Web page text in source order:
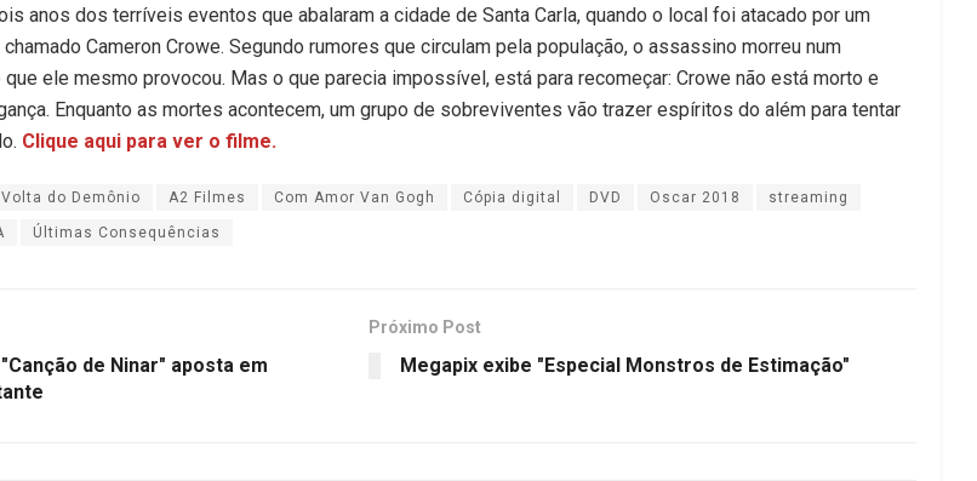
anos dos terríveis eventos que abalaram a cidade de Santa Carla, quando o local foi atacado por um
chamado Cameron Crowe. Segundo rumores que circulam pela população, o assassino morreu num
que ele mesmo provocou. Mas o que parecia impossível, está para recomeçar: Crowe não está morto e
Enquanto as mortes acontecem, um grupo de sobreviventes vão trazer espíritos do além para tentar
Clique aqui para ver o filme.
Volta do Demônio A2 Filmes Com Amor Van Gogh Cópia digital DVD Oscar 2018 streaming
Últimas Consequências
de Ninar" aposta em
Próximo Post
Megapix exibe "Especial Monstros de Estimação"